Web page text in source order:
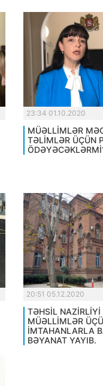
23:34 01.10.2020
MÜƏLLİMLƏR
TƏLİMLƏR ÜÇÜN
20:51 05.12.2020
TƏHSİL NAZİRLİYİ
MÜƏLLİMLƏR
İMTAHANLARLA
BƏYANAT YAYIB.